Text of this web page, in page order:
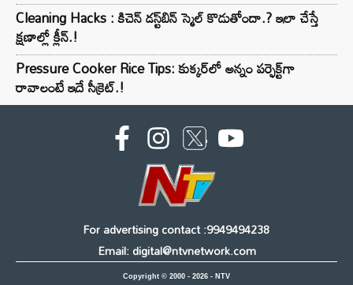
Cleaning Hacks : కిచెన్ డస్ట్‌బిన్ స్మెల్ కొడుతోందా.? ఇలా చేస్తే
క్షణాల్లో క్లీన్.!
Pressure Cooker Rice Tips: కుక్కర్‌లో అన్నం పర్ఫెక్ట్‌గా
రావాలంటే ఇదే సీక్రెట్.!
For advertising contact :9949494238
Email: digital@ntvnetwork.com
Copyright © 2000 - 2026 - NTV